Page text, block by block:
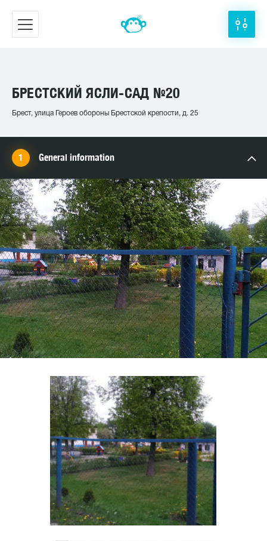
БРЕСТСКИЙ ЯСЛИ-САД №20
Брест, улица Героев обороны Брестской крепости, д. 25
General information